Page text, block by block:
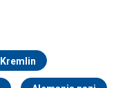
Kremlin